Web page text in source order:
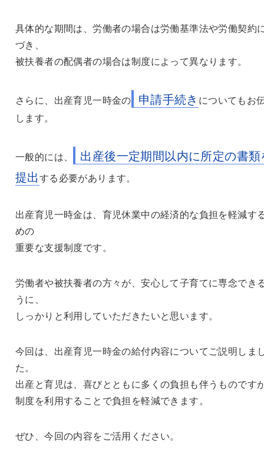
具体的な期間は、労働者の場合は労働基準法や労働契約
づき、
被扶養者の配偶者の場合は制度によって異なります。
さらに、出産育児一時金の 申請手続き についてもお
します。
一般的には、
出産後一定期間以内に所定の書類
提出する必要があります。
出産育児一時金は、育児休業中の経済的な負担を軽減す
めの
重要な支援制度です。
労働者や被扶養者の方々が、安心して子育てに専念でき
うに、
しっかりと利用していただきたいと思います。
今回は、出産育児一時金の給付内容についてご説明しま
た。
出産と育児は、喜びとともに多くの負担も伴うものです
制度を利用することで負担を軽減できます。
ぜひ、今回の内容をご活用ください。